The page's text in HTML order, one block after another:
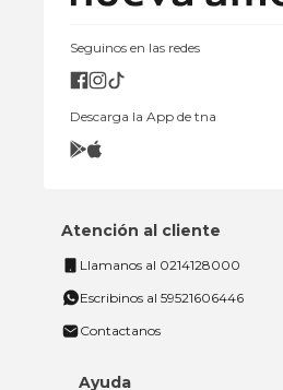
Seguinos en las redes
Descarga la App de tna
Atención al cliente
Llamanos al 0214128000
Escribinos al 59521606446
Contactanos
Ayuda